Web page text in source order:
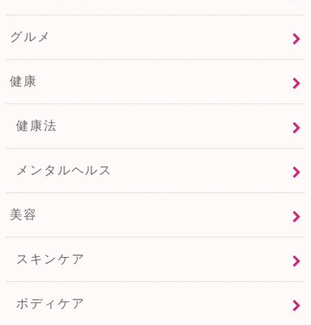
グルメ
健康
健康法
メンタルヘルス
美容
スキンケア
ボディケア